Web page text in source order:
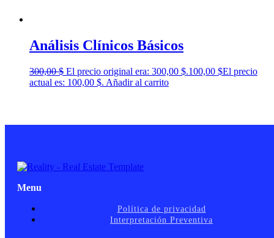
Análisis Clínicos Básicos
300,00$ El precio original era: 300,00 $.100,00 $El precio
actual es: 100,00 $. Añadir al carrito
Menu
Política de privacidad
Interpretación Preventiva